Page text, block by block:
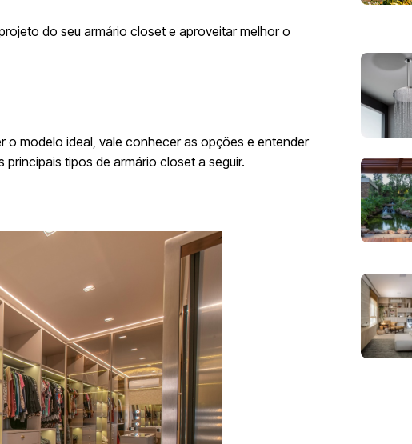
do seu armário closet e aproveitar melhor o
o modelo ideal, vale conhecer as opções e entender
tipos de armário closet a seguir.